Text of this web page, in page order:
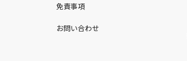
免責事項
お問い合わせ